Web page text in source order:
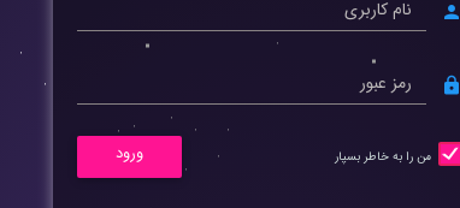
person
lock
من را به خاطر بسپار ورود